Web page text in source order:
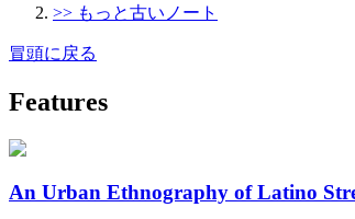
>> もっと古いノート
冒頭に戻る
Features
An Urban Ethnography of Latino